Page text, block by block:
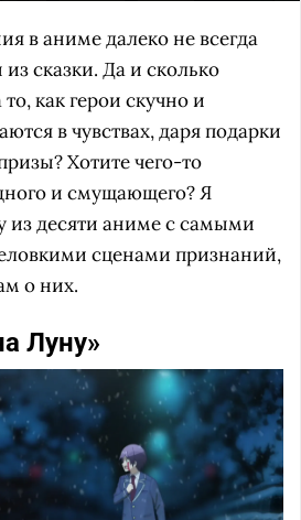
в аниме далеко не всегда
сказки. Да и сколько
как герои скучно и
в чувствах, даря подарки
Хотите чего-то
и смущающего? Я
из десяти аниме с самыми
сценами признаний,
о них.
Луну»